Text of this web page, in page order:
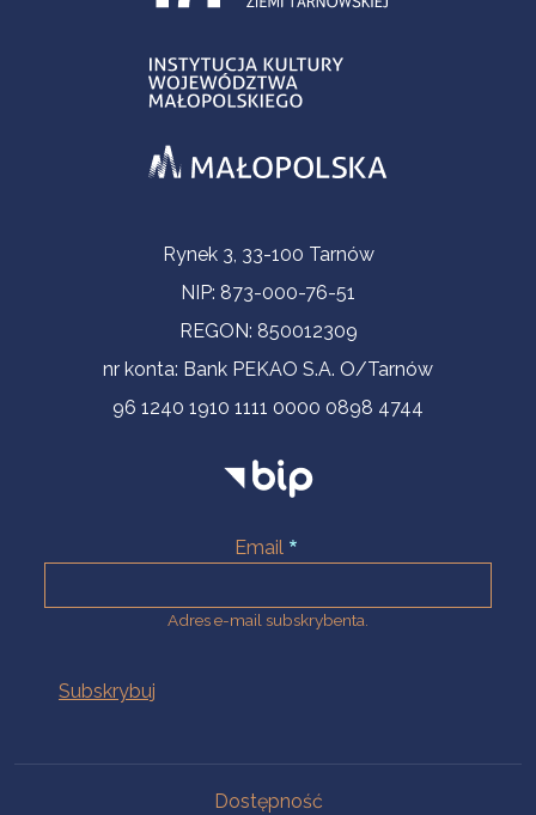
Informacje kontaktoweRynek 3, 33-100 Tarnów
NIP: 873-000-76-51
REGON: 850012309
nr konta: Bank PEKAO S.A. O/Tarnów
96 1240 1910 1111 0000 0898 4744
Email
Adres e-mail subskrybenta.
Dostępność